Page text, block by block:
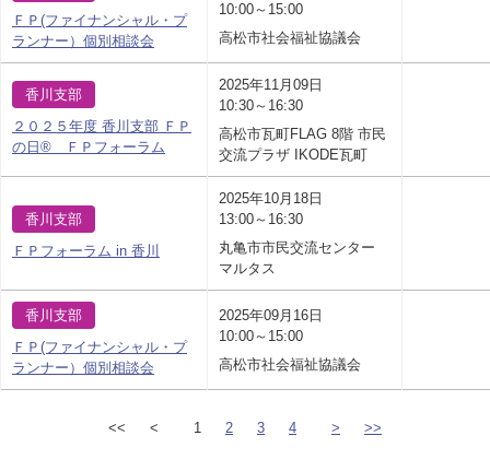
ＦＰ(ファイナンシャル・プ
ランナー）個別相談会
10:00～15:00
高松市社会福祉協議会
香川支部
２０２５年度 香川支部 ＦＰ
の日® ＦＰフォーラム
2025年11月09日
10:30～16:30
高松市瓦町FLAG 8階 市民
交流プラザ IKODE瓦町
香川支部
ＦＰフォーラム in 香川
2025年10月18日
13:00～16:30
丸亀市市民交流センター
マルタス
香川支部
ＦＰ(ファイナンシャル・プ
ランナー）個別相談会
2025年09月16日
10:00～15:00
高松市社会福祉協議会
<< < 1 2 3 4 > >>